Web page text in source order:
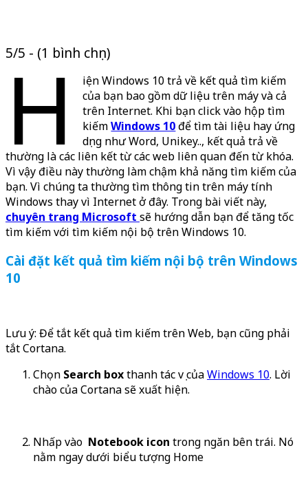
5/5 - (1 bình chọn)
H
iện Windows 10 trả về kết quả tìm kiếm
của bạn bao gồm dữ liệu trên máy và cả
trên Internet. Khi bạn click vào hộp tìm
kiếmWindows 10để tìm tài liệu hay ứng
dụng như Word, Unikey.., kết quả trả về
thường là các liên kết từ các web liên quan đến từ khóa.
Vì vậy điều này thường làm chậm khả năng tìm kiếm của
bạn. Vì chúng ta thường tìm thông tin trên máy tính
Windows thay vì Internet ở đây. Trong bài viết này,
chuyên trang Microsoft sẽ hướng dẫn bạn để tăng tốc
tìm kiếm với tìm kiếm nội bộ trên Windows 10.
Cài đặt kết quả tìm kiếm nội bộ trên Windows
10
Lưu ý: Để tắt kết quả tìm kiếm trên Web, bạn cũng phải
tắt Cortana.
Chọn Search boxthanh tác vụ củaWindows 10. Lời
chào của Cortana sẽ xuất hiện.
Nhấp vào Notebook icon trong ngăn bên trái. Nó
nằm ngay dưới biểu tượng Home